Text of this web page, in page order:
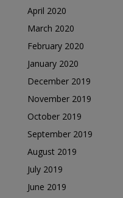
April 2020
March 2020
February 2020
January 2020
December 2019
November 2019
October 2019
September 2019
August 2019
July 2019
June 2019